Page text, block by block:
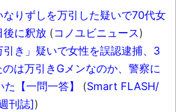
志村の骨や服、沢の上流から流
能性・・・・・・・・・
ラリアの男性飛行家 太平洋横断
トカーの前で好演技www当たり
なりずしを万引した疑いで70代女
後に釈放 (コノユビニュース)
引き」疑いで女性を誤認逮捕、3
は万引きGメンなのか、警察に
【一問一答】
(Smart FLASH/
刊誌])